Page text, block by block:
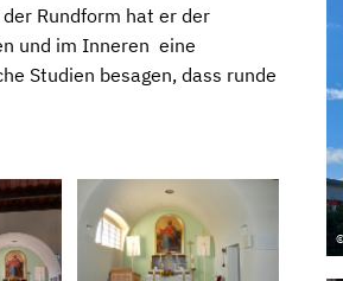
Rundform hat er der
und im Inneren eine
Studien besagen, dass runde